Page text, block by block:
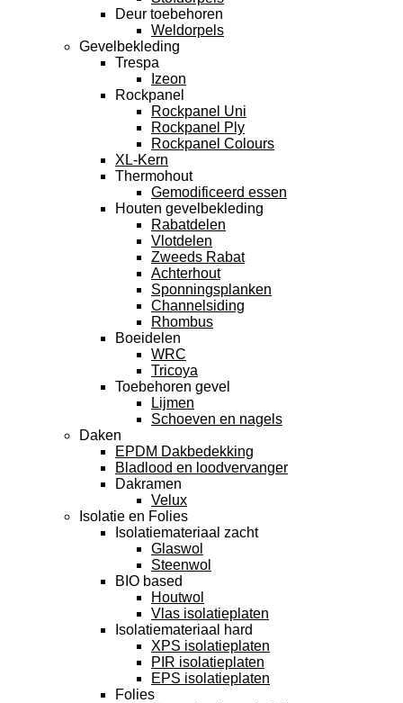
Deur toebehoren
Weldorpels
Gevelbekleding
Trespa
Izeon
Rockpanel
Rockpanel Uni
Rockpanel Ply
Rockpanel Colours
XL-Kern
Thermohout
Gemodificeerd essen
Houten gevelbekleding
Rabatdelen
Vlotdelen
Zweeds Rabat
Achterhout
Sponningsplanken
Channelsiding
Rhombus
Boeidelen
WRC
Tricoya
Toebehoren gevel
Lijmen
Schoeven en nagels
Daken
EPDM Dakbedekking
Bladlood en loodvervanger
Dakramen
Velux
Isolatie en Folies
Isolatiemateriaal zacht
Glaswol
Steenwol
BIO based
Houtwol
Vlas isolatieplaten
Isolatiemateriaal hard
XPS isolatieplaten
PIR isolatieplaten
EPS isolatieplaten
Folies